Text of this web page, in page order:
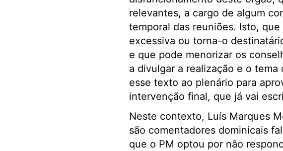
relevantes, a cargo de algum
temporal das reuniões. Isto,
excessiva ou torna-o
e que pode menorizar os
a divulgar a realização e o
esse texto ao plenário para
intervenção final, que
Neste contexto, Luís Marques
são comentadores dominicais
que o PM optou por não